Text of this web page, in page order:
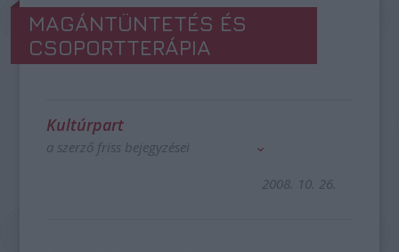
MAGÁNTÜNTETÉS ÉS
CSOPORTTERÁPIA
Kultúrpart
a szerző friss bejegyzései
2008. 10. 26.